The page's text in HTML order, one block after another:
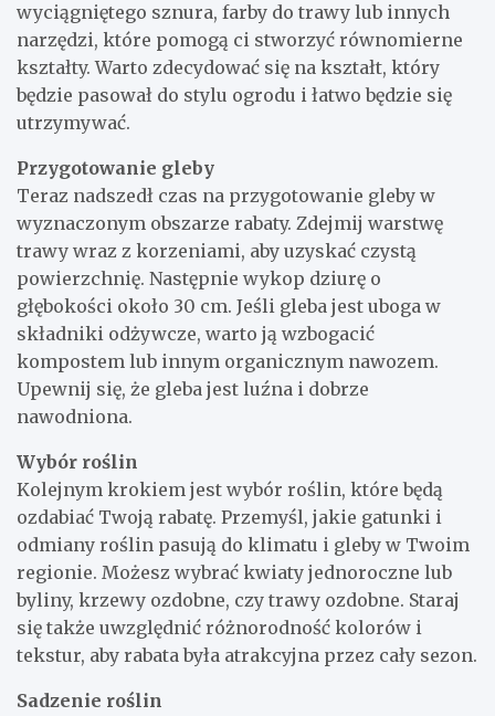
wyciągniętego sznura, farby do trawy lub innych
narzędzi, które pomogą ci stworzyć równomierne
kształty. Warto zdecydować się na kształt, który
będzie pasował do stylu ogrodu i łatwo będzie się
utrzymywać.
Przygotowanie gleby
Teraz nadszedł czas na przygotowanie gleby w
wyznaczonym obszarze rabaty. Zdejmij warstwę
trawy wraz z korzeniami, aby uzyskać czystą
powierzchnię. Następnie wykop dziurę o
głębokości około 30 cm. Jeśli gleba jest uboga w
składniki odżywcze, warto ją wzbogacić
kompostem lub innym organicznym nawozem.
Upewnij się, że gleba jest luźna i dobrze
nawodniona.
Wybór roślin
Kolejnym krokiem jest wybór roślin, które będą
ozdabiać Twoją rabatę. Przemyśl, jakie gatunki i
odmiany roślin pasują do klimatu i gleby w Twoim
regionie. Możesz wybrać kwiaty jednoroczne lub
byliny, krzewy ozdobne, czy trawy ozdobne. Staraj
się także uwzględnić różnorodność kolorów i
tekstur, aby rabata była atrakcyjna przez cały sezon.
Sadzenie roślin